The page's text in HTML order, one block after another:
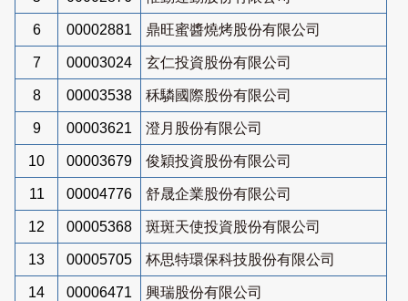
6 00002881 鼎旺蜜醬燒烤股份有限公司
7 00003024 玄仁投資股份有限公司
8 00003538 秝驎國際股份有限公司
9 00003621 澄月股份有限公司
10 00003679 俊穎投資股份有限公司
11 00004776 舒晟企業股份有限公司
12 00005368 斑斑天使投資股份有限公司
13 00005705 杯思特環保科技股份有限公司
14 00006471 興瑞股份有限公司